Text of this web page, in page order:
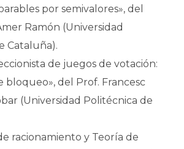
por semivalores», del
Ramón (Universidad
Cataluña).
de juegos de votación:
bloqueo», del Prof. Francesc
(Universidad Politécnica de
racionamiento y Teoría de